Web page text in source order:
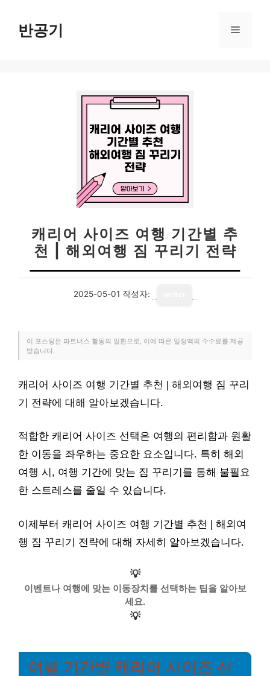
반공기 메
캐리어 사이즈 여행 기간별 추
천 | 해외여행 짐 꾸리기 전략
2025-05-01 작성자:
이 포스팅은 파트너스 활동의 일환으로, 이에 따른 일정액의 수수료를 제공
받습니다.
캐리어 사이즈 여행 기간별 추천 | 해외여행 짐 꾸리
기 전략에 대해 알아보겠습니다.
적합한 캐리어 사이즈 선택은 여행의 편리함과 원활
한 이동을 좌우하는 중요한 요소입니다. 특히 해외
여행 시, 여행 기간에 맞는 짐 꾸리기를 통해 불필요
한 스트레스를 줄일 수 있습니다.
이제부터 캐리어 사이즈 여행 기간별 추천 | 해외여
행 짐 꾸리기 전략에 대해 자세히 알아보겠습니다.
💡
이벤트나 여행에 맞는 이동장치를 선택하는 팁을 알아보
세요.
💡
여행 기간별 캐리어 사이즈 선